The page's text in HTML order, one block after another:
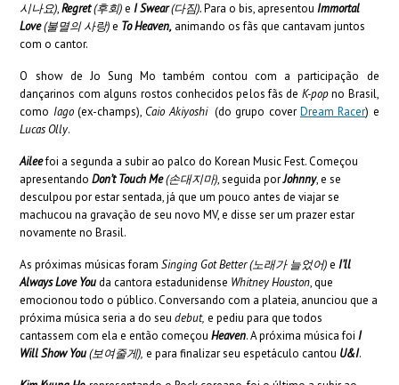
시나요),Regret(후회)eI Swear(다짐).Para o bis, apresentouImmortal
Love(불멸의 사랑)e To Heaven, animando os fãs que cantavam juntos
com o cantor.
O show de Jo Sung Mo também contou com a participação de
dançarinos com alguns rostos conhecidos pelos fãs de K-popno Brasil,
como Iago(ex-champs), Caio Akiyoshi (do grupo coverDream Racer) e
Lucas Olly.
Aileefoi a segunda a subir ao palco do Korean Music Fest. Começou
apresentandoDon’t Touch Me(손대지마), seguida porJohnny, e se
desculpou por estar sentada, já que um pouco antes de viajar se
machucou na gravação de seu novo MV, e disse ser um prazer estar
novamente no Brasil.
As próximas músicas foramSinging Got Better (노래가 늘었어)eI’ll
Always Love You da cantora estadunidense Whitney Houston, que
emocionou todo o público. Conversando com a plateia, anunciou que a
próxima música seria a do seudebut, e pediu para que todos
cantassem com ela e então começouHeaven. A próxima música foiI
Will Show You(보여줄게), e para finalizar seu espetáculo cantou U&I.